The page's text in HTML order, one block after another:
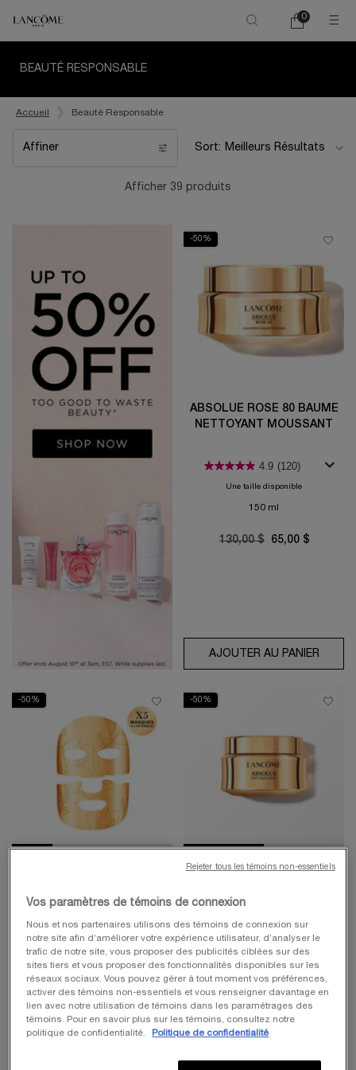
Mon
0
0 product in
BEAUTÉ RESPONSABLE
Accueil Beauté Responsable
Affiner
Filters menu
Sort:
Afficher 39 produits
-50%
ABSOLUE ROSE 80 BAUME
NETTOYANT MOUSSANT
4.9 (120)
Une taille disponible
150 ml
Old price
130,00 $ New price
65,00 $
AJOUTER AU PANIER
-50%
ILLUMINATEUR
aux grands extraits de rose et infusé
4.4 (27)
Old price
220,00 $ New price
110,00 $
AJOUTER AU PANIER MASQUE ABSOLUE RÉGÉNÉRANT
-50%
ABSOLUE BAUME
Baume corporel nourrissant et
4.7 (536)
Une taille disponible
200 ml
Old price
230,00 $ New price
115,00 $
EN RUPTURE
Vos paramètres de témoins de connexion
Nous et nos partenaires utilisons des témoins de connexion sur
notre site afin d’améliorer votre expérience utilisateur, d’analyser le
trafic de notre site, vous proposer des publicités ciblées sur des
sites tiers et vous proposer des fonctionnalités disponibles sur les
réseaux sociaux. Vous pouvez gérer à tout moment vos préférences,
activer des témoins non-essentiels et vous renseigner davantage en
lien avec notre utilisation de témoins dans les paramétrages des
témoins. Pour en savoir plus sur les témoins, consultez notre
politique de confidentialité.
Politique de confidentialité
Rejeter tous les témoins non-essentiels